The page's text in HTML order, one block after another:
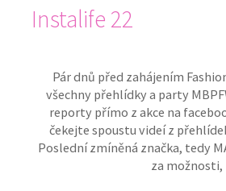
Instalife 22
Pár dnů před zahájením
všechny přehlídky a party
reporty přímo z akce na
čekejte spoustu videí z
Poslední zmíněná značka, tedy
za možnosti,